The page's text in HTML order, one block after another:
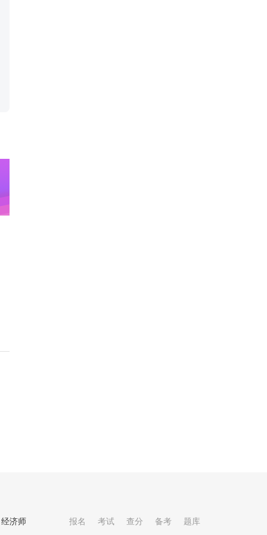
经济师 报名 考试 查分 备考 题库